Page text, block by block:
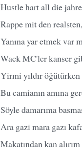
Hustle hart all die
Rappe mit den
Yanına yar etmek var
Wack MC'ler kanser
Yirmi yıldır
Bu camianın amına
Söyle damarıma
Ara gazi mara gazı
Makatından kan alırım